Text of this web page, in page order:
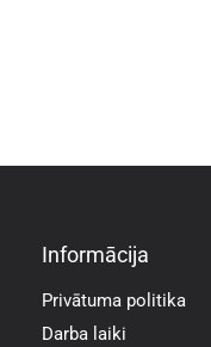
Informācija
Privātuma politika
Darba laiki